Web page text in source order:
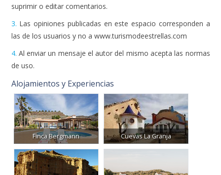
suprimir o editar comentarios.
3. Las opiniones publicadas en este espacio corresponden a
las de los usuarios y no a www.turismodeestrellas.com
4. Al enviar un mensaje el autor del mismo acepta las normas
de uso.
Alojamientos y Experiencias
Finca Bergmann Cuevas La Granja